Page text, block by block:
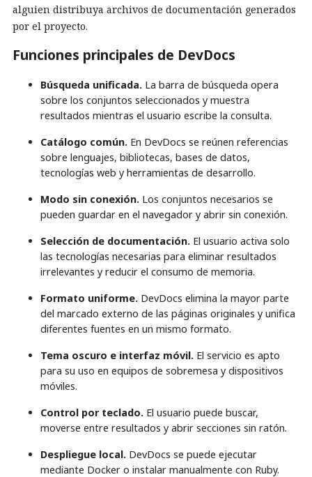
alguien distribuya archivos de documentación generados
por el proyecto.
Funciones principales de DevDocs
Búsqueda unificada. La barra de búsqueda opera
sobre los conjuntos seleccionados y muestra
resultados mientras el usuario escribe la consulta.
Catálogo común. En DevDocs se reúnen referencias
sobre lenguajes, bibliotecas, bases de datos,
tecnologías web y herramientas de desarrollo.
Modo sin conexión. Los conjuntos necesarios se
pueden guardar en el navegador y abrir sin conexión.
Selección de documentación. El usuario activa solo
las tecnologías necesarias para eliminar resultados
irrelevantes y reducir el consumo de memoria.
Formato uniforme. DevDocs elimina la mayor parte
del marcado externo de las páginas originales y unifica
diferentes fuentes en un mismo formato.
Tema oscuro e interfaz móvil. El servicio es apto
para su uso en equipos de sobremesa y dispositivos
móviles.
Control por teclado. El usuario puede buscar,
moverse entre resultados y abrir secciones sin ratón.
Despliegue local. DevDocs se puede ejecutar
mediante Docker o instalar manualmente con Ruby.